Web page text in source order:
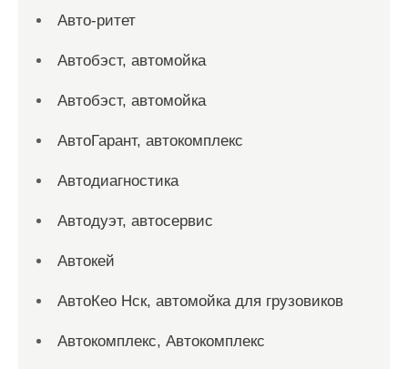
Авто-ритет
Автобэст, автомойка
Автобэст, автомойка
АвтоГарант, автокомплекс
Автодиагностика
Автодуэт, автосервис
Автокей
АвтоКео Нск, автомойка для грузовиков
Автокомплекс, Автокомплекс